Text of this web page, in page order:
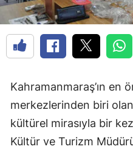
Kahramanmaraş’ın en
merkezlerinden biri
kültürel mirasıyla bir
Kültür ve Turizm